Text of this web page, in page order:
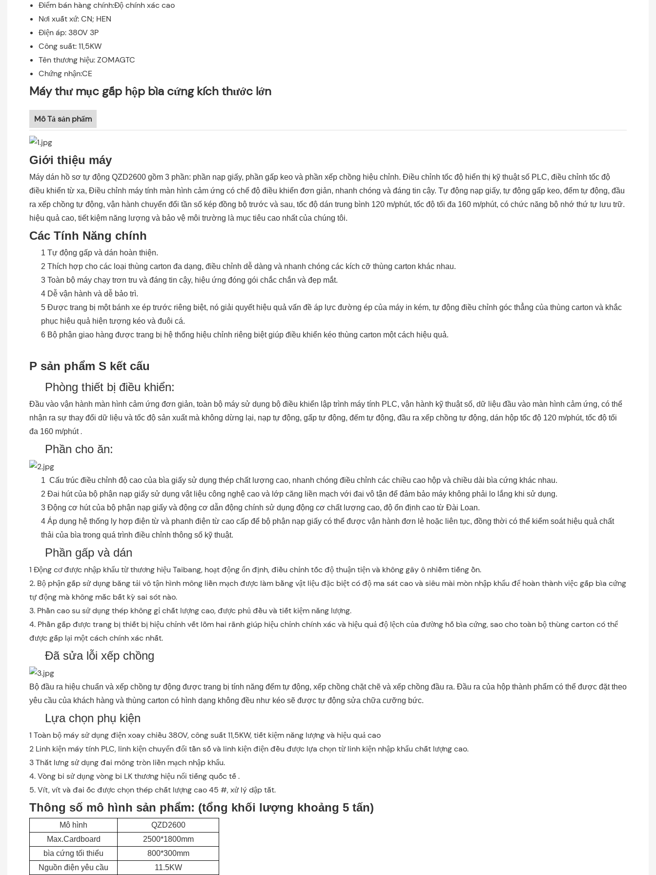
Điểm bán hàng chính:Độ chính xác cao
Nơi xuất xứ: CN; HEN
Điện áp: 380V 3P
Công suất: 11,5KW
Tên thương hiệu: ZOMAGTC
Chứng nhận:CE
Máy thư mục gấp hộp bìa cứng kích thước lớn
Mô Tả sản phẩm
Giới thiệu máy
Máy dán hồ sơ tự động QZD2600 gồm 3 phần: phần nạp giấy, phần gấp keo và phần xếp chồng hiệu chỉnh. Điều chỉnh tốc độ hiển thị kỹ thuật số PLC, điều chỉnh tốc độ
điều khiển từ xa, Điều chỉnh máy tính màn hình cảm ứng có chế độ điều khiển đơn giản, nhanh chóng và đáng tin cậy. Tự động nạp giấy, tự động gấp keo, đếm tự động, đầu
ra xếp chồng tự động, vận hành chuyển đổi tần số kép đồng bộ trước và sau, tốc độ dán trung bình 120 m/phút, tốc độ tối đa 160 m/phút, có chức năng bộ nhớ thứ tự lưu trữ.
hiệu quả cao, tiết kiệm năng lượng và bảo vệ môi trường là mục tiêu cao nhất của chúng tôi.
Các Tính Năng chính
1 Tự động gấp và dán hoàn thiện.
2 Thích hợp cho các loại thùng carton đa dạng, điều chỉnh dễ dàng và nhanh chóng các kích cỡ thùng carton khác nhau.
3 Toàn bộ máy chạy trơn tru và đáng tin cậy, hiệu ứng đóng gói chắc chắn và đẹp mắt.
4 Dễ vận hành và dễ bảo trì.
5 Được trang bị một bánh xe ép trước riêng biệt, nó giải quyết hiệu quả vấn đề áp lực đường ép của máy in kém, tự động điều chỉnh góc thẳng của thùng carton và khắc
phục hiệu quả hiện tượng kéo và đuôi cá.
6 Bộ phận giao hàng được trang bị hệ thống hiệu chỉnh riêng biệt giúp điều khiển kéo thùng carton một cách hiệu quả.
P sản phẩm S kết cấu
Phòng thiết bị điều khiển:
Đầu vào vận hành màn hình cảm ứng đơn giản, toàn bộ máy sử dụng bộ điều khiển lập trình máy tính PLC, vận hành kỹ thuật số, dữ liệu đầu vào màn hình cảm ứng, có thể
nhận ra sự thay đổi dữ liệu và tốc độ sản xuất mà không dừng lại, nạp tự động, gấp tự động, đếm tự động, đầu ra xếp chồng tự động, dán hộp tốc độ 120 m/phút, tốc độ tối
đa 160 m/phút.
Phần cho ăn:
1 Cấu trúc điều chỉnh độ cao của bìa giấy sử dụng thép chất lượng cao, nhanh chóng điều chỉnh các chiều cao hộp và chiều dài bìa cứng khác nhau.
2 Đai hút của bộ phận nạp giấy sử dụng vật liệu công nghệ cao và lớp căng liền mạch với đai vô tận để đảm bảo máy không phải lo lắng khi sử dụng.
3 Động cơ hút của bộ phận nạp giấy và động cơ dẫn động chính sử dụng động cơ chất lượng cao, độ ổn định cao từ Đài Loan.
4 Áp dụng hệ thống ly hợp điện từ và phanh điện từ cao cấp để bộ phận nạp giấy có thể được vận hành đơn lẻ hoặc liên tục, đồng thời có thể kiểm soát hiệu quả chất
thải của bìa trong quá trình điều chỉnh thông số kỹ thuật.
Phần gấp và dán
1 Động cơ được nhập khẩu từ thương hiệu Taibang, hoạt động ổn định, điều chỉnh tốc độ thuận tiện và không gây ô nhiễm tiếng ồn.
2. Bộ phận gấp sử dụng băng tải vô tận hình mông liền mạch được làm bằng vật liệu đặc biệt có độ ma sát cao và siêu mài mòn nhập khẩu để hoàn thành việc gấp bìa cứng
tự động mà không mắc bất kỳ sai sót nào.
3. Phần cao su sử dụng thép không gỉ chất lượng cao, được phủ đều và tiết kiệm năng lượng.
4. Phần gấp được trang bị thiết bị hiệu chỉnh vết lõm hai rãnh giúp hiệu chỉnh chính xác và hiệu quả độ lệch của đường hố bìa cứng, sao cho toàn bộ thùng carton có thể
được gấp lại một cách chính xác nhất.
Đã sửa lỗi xếp chồng
Bộ đầu ra hiệu chuẩn và xếp chồng tự động được trang bị tính năng đếm tự động, xếp chồng chặt chẽ và xếp chồng đầu ra. Đầu ra của hộp thành phẩm có thể được đặt theo
yêu cầu của khách hàng và thùng carton có hình dạng không đều như kéo sẽ được tự động sửa chữa cưỡng bức.
Lựa chọn phụ kiện
1 Toàn bộ máy sử dụng điện xoay chiều 380V, công suất 11,5KW, tiết kiệm năng lượng và hiệu quả cao
2 Linh kiện máy tính PLC, linh kiện chuyển đổi tần số và linh kiện điện đều được lựa chọn từ linh kiện nhập khẩu chất lượng cao.
3 Thắt lưng sử dụng đai mông tròn liền mạch nhập khẩu.
4. Vòng bi sử dụng vòng bi LK thương hiệu nổi tiếng quốc tế .
5. Vít, vít và đai ốc được chọn thép chất lượng cao 45 #, xử lý dập tắt.
Thông số mô hình sản phẩm: (tổng khối lượng khoảng 5 tấn)
Mô hình
QZD2600
Max.Cardboard
2500*1800mm
bìa cứng tối thiểu
800*300mm
Nguồn điện yêu cầu
11.5KW